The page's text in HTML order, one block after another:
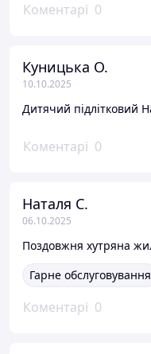
Коментарі 0
Куницька О.
10.10.2025
Коментарі 0
Наталя С.
06.10.2025
Гарне обслуговування
Коментарі 0